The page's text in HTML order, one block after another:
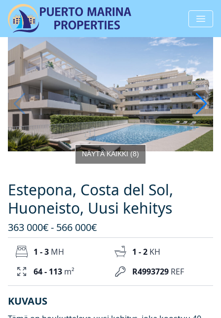
NÄYTÄ KAIKKI(8)
Estepona, Costa del Sol,
Huoneisto, Uusi kehitys
363 000€ - 566 000€
R4993729 REF
1 - 3 MH 1 - 2 KH
64 - 113 m²
KUVAUS